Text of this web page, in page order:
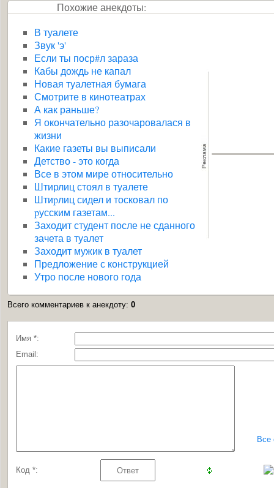
Похожие анекдоты:
В туалете
Звук 'э'
Если ты поср#л зараза
Кабы дождь не капал
Новая туалетная бумага
Смотрите в кинотеатрах
А как раньше?
Я окончательно разочаровалася в
жизни
Какие газеты вы выписали
Детство - это когда
Все в этом мире относительно
Штирлиц стоял в туалете
Штиpлиц сидел и тосковал по
pусским газетам...
Заходит студент после не сданного
зачета в туалет
Заходит мужик в туалет
Предложение с конструкцией
Утро после нового года
Всего комментариев к анекдоту: 0
Имя *:
Email:
Все
Код *: